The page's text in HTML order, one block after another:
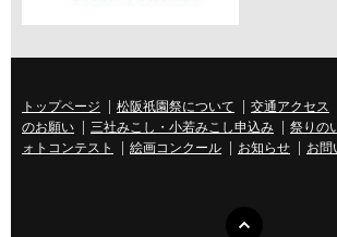
トップページ 松阪祇園祭について 交通アクセス
のお願い
三社みこし・小若みこし申込み 祭りの
ォトコンテスト
絵画コンクール お知らせ お問